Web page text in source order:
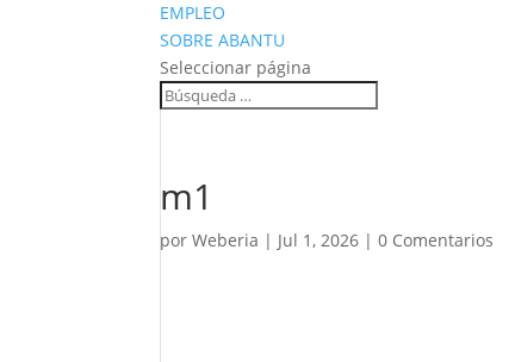
EMPLEO
SOBRE ABANTU
Seleccionar página
m1
porWeberia | Jul 1, 2026 |0 Comentarios